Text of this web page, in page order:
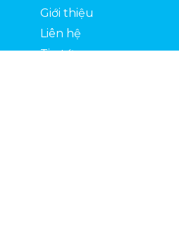
Giới thiệu
Liên hệ
Tin tức